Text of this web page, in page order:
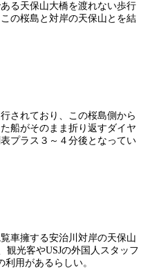
る天保山大橋を渡れない歩行
の桜島と対岸の天保山とを結
されており、この桜島側から
船がそのまま折り返すダイヤ
プラス３～４分後となってい
車擁する安治川対岸の天保山
観光客やUSJの外国人スタッフ
用があるらしい。